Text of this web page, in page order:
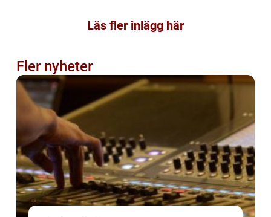
Läs fler inlägg här
Fler nyheter